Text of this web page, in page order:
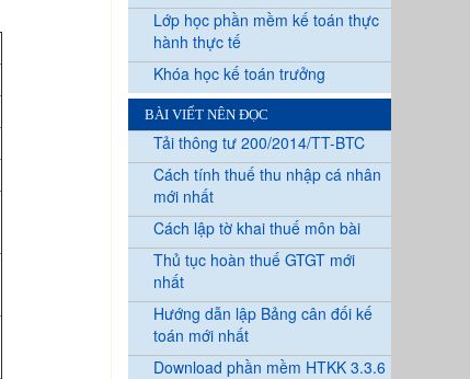
Lớp học phần mềm kế toán thực
hành thực tế
Khóa học kế toán trưởng
BÀI VIẾT NÊN ĐỌC
Tải thông tư 200/2014/TT-BTC
Cách tính thuế thu nhập cá nhân
mới nhất
Cách lập tờ khai thuế môn bài
Thủ tục hoàn thuế GTGT mới
nhất
Hướng dẫn lập Bảng cân đối kế
toán mới nhất
Download phần mềm HTKK 3.3.6